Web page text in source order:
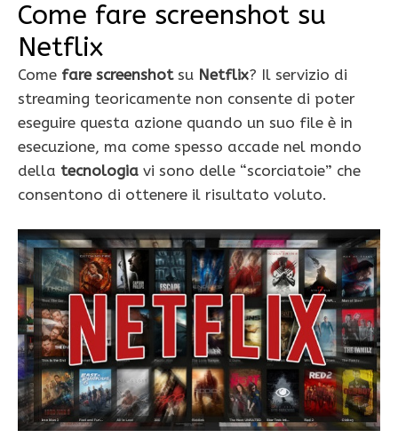
Come fare screenshot su
Netflix
Come fare screenshotsu Netflix? Il servizio di
streaming teoricamente non consente di poter
eseguire questa azione quando un suo file è in
esecuzione, ma come spesso accade nel mondo
della tecnologia vi sono delle “scorciatoie” che
consentono di ottenere il risultato voluto.